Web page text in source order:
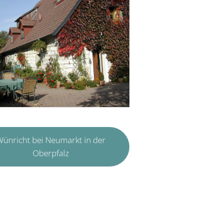
bei Neumarkt in der
Oberpfalz